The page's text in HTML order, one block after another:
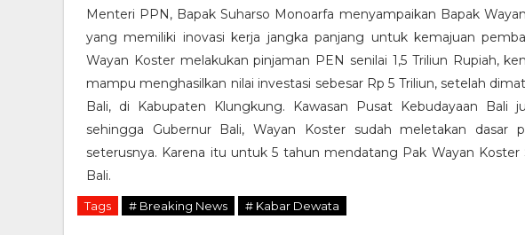
Menteri PPN, Bapak Suharso Monoarfa menyampaikan Bapak
yang memiliki inovasi kerja jangka panjang untuk kemajuan
Wayan Koster melakukan pinjaman PEN senilai 1,5 Triliun Rupiah,
mampu menghasilkan nilai investasi sebesar Rp 5 Triliun, setelah
Bali, di Kabupaten Klungkung. Kawasan Pusat Kebudayaan Bali
sehingga Gubernur Bali, Wayan Koster sudah meletakan dasar
seterusnya. Karena itu untuk 5 tahun mendatang Pak Wayan
Bali.
Tags # Breaking News # Kabar Dewata